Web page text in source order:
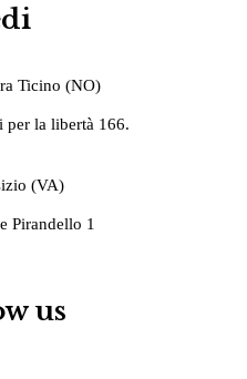
Ticino (NO)
per la libertà 166.
(VA)
Pirandello 1
us